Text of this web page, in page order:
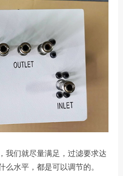
我们就尽量满足，过滤要求达
么水平，都是可以调节的。